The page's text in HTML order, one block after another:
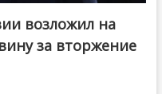
возложил на
за вторжение